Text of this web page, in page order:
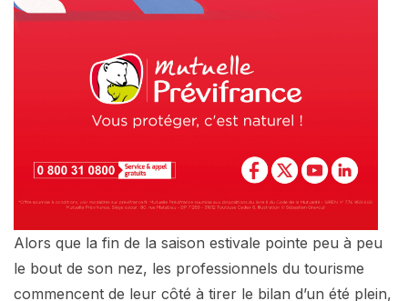
Alors que la fin de la saison estivale pointe peu à peu
le bout de son nez, les professionnels du tourisme
commencent de leur côté à tirer le bilan d’un été plein,